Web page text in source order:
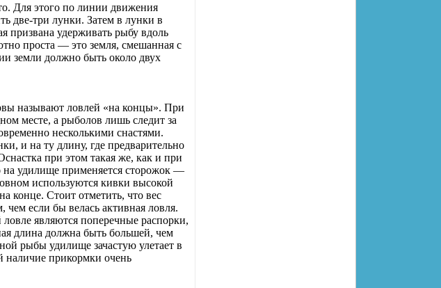
Для этого по линии движения
две-три лунки. Затем в лунки в
призвана удерживать рыбу вдоль
проста — это земля, смешанная с
земли должно быть около двух
называют ловлей «на концы». При
месте, а рыболов лишь следит за
несколькими снастями.
и на ту длину, где предварительно
при этом такая же, как и при
на удилище применяется сторожок —
используются кивки высокой
конце. Стоит отметить, что вес
если бы велась активная ловля.
являются поперечные распорки,
длина должна быть большей, чем
рыбы удилище зачастую улетает в
наличие прикормки очень